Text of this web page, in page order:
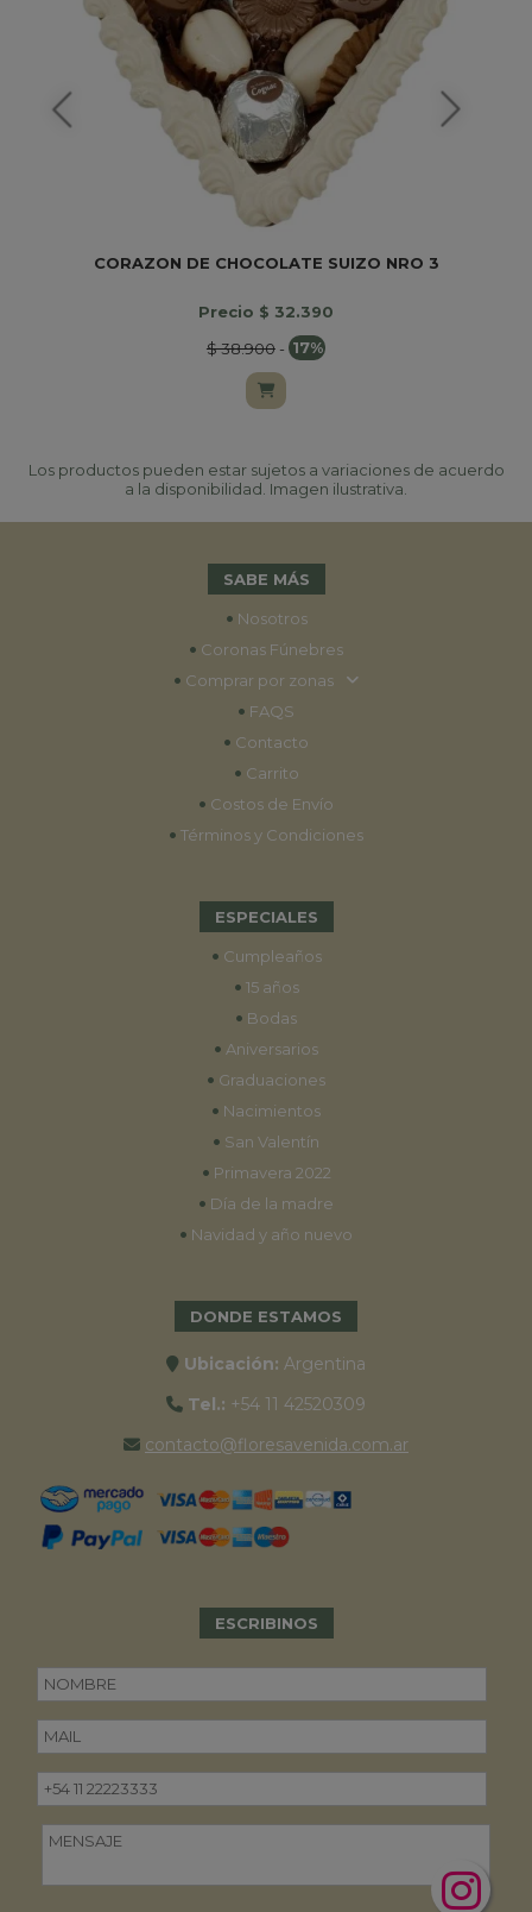
CORAZON DE CHOCOLATE SUIZO NRO 3
Precio $ 32.390
$ 38.900- 17%
Los productos pueden estar sujetos a variaciones de acuerdo
a la disponibilidad. Imagen ilustrativa.
SABE MÁS
• Nosotros
• Coronas Fúnebres
• Comprar por zonas
• FAQS
• Contacto
• Carrito
• Costos de Envío
• Términos y Condiciones
ESPECIALES
• Cumpleaños
• 15 años
• Bodas
• Aniversarios
• Graduaciones
• Nacimientos
• San Valentín
• Primavera 2022
• Día de la madre
• Navidad y año nuevo
DONDE ESTAMOS
Ubicación: Argentina
Tel.: +54 11 42520309
contacto@floresavenida.com.ar
ESCRIBINOS